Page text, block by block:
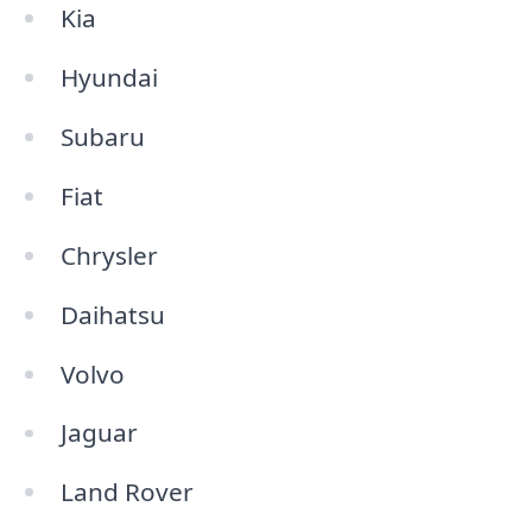
Kia
Hyundai
Subaru
Fiat
Chrysler
Daihatsu
Volvo
Jaguar
Land Rover